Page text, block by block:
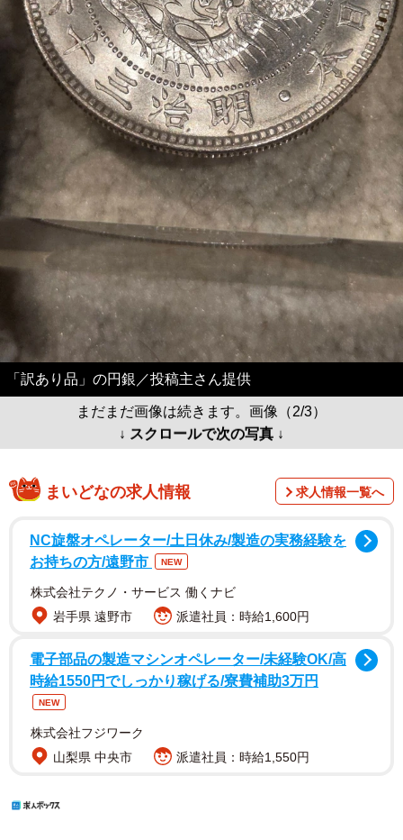
「訳あり品」の円銀／投稿主さん提供
まだまだ画像は続きます。画像（2/3）
↓ スクロールで次の写真 ↓
まいどなの求人情報 求人情報一覧へ
NC旋盤オペレーター/土日休み/製造の実務経験を
お持ちの方/遠野市
NEW
株式会社テクノ・サービス 働くナビ
岩手県 遠野市
派遣社員：時給1,600円
電子部品の製造マシンオペレーター/未経験OK/高
時給1550円でしっかり稼げる/寮費補助3万円
NEW
株式会社フジワーク
山梨県 中央市
派遣社員：時給1,550円